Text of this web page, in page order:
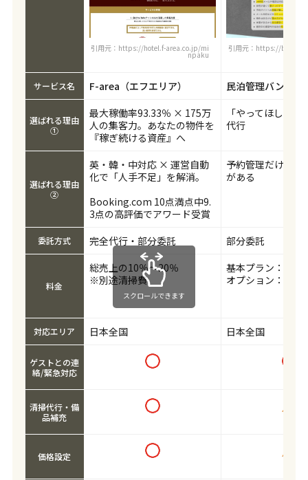
引用元：https://hotel.f-area.co.jp/mi
npaku
引用元：https://
サービス名 F-area（エフエリア） 民泊管理バンク
選ばれる理由
①
最大稼働率93.33％ × 175万
人の集客力。あなたの物件を
『稼ぎ続ける資産』へ
「やってほしい
代行
選ばれる理由
②
英・韓・中対応 × 運営自動
化で「人手不足」を解消。
Booking.com 10点満点中9.
3点の高評価でアワード受賞
予約管理だけ受託
がある
委託方式 完全代行・部分委託 部分委託
料金
総売上の10％～20％
※別途清掃費
基本プラン：
オプション：
対応エリア 日本全国 日本全国
ゲストとの連
絡/緊急対応
清掃代行・備
品補充
価格設定
スクロールできます